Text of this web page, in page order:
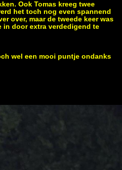
Ook Tomas kreeg twee
het toch nog even spannend
over, maar de tweede keer was
in door extra verdedigend te
wel een mooi puntje ondanks